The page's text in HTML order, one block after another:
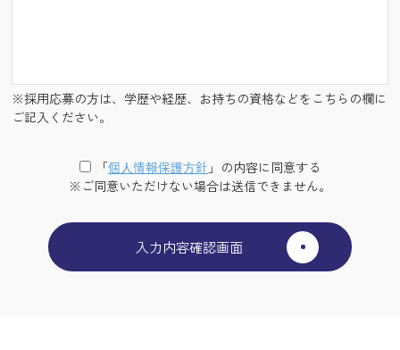
※採用応募の方は、学歴や経歴、お持ちの資格などをこちらの欄に
ご記入ください。
「個⼈情報保護⽅針 」の内容に同意する
※ご同意いただけない場合は送信できません。